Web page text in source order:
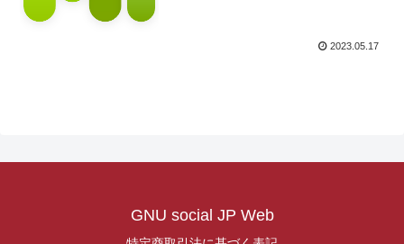
2023.05.17
GNU social JP Web